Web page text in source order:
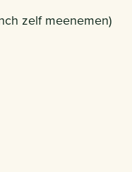
zelf meenemen)